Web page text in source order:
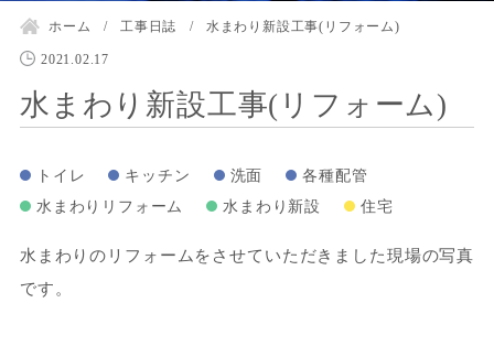
ホーム 工事日誌 水まわり新設工事(リフォーム)
2021.02.17
水まわり新設工事(リフォーム)
トイレ キッチン 洗面
各種配管
水まわりリフォーム
水まわり新設 住宅
水まわりのリフォームをさせていただきました現場の写真
です。